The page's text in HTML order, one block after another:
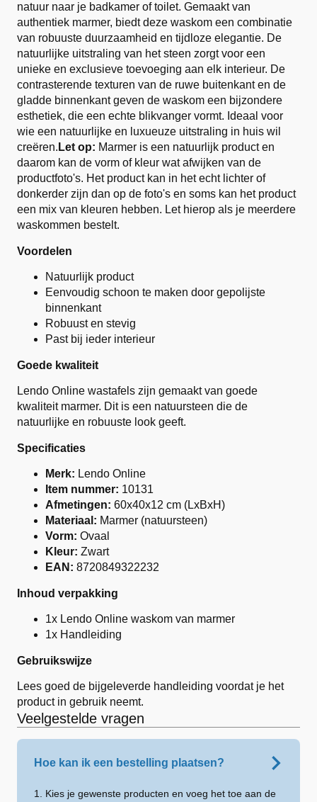
natuur naar je badkamer of toilet. Gemaakt van
authentiek marmer, biedt deze waskom een combinatie
van robuuste duurzaamheid en tijdloze elegantie. De
natuurlijke uitstraling van het steen zorgt voor een
unieke en exclusieve toevoeging aan elk interieur. De
contrasterende texturen van de ruwe buitenkant en de
gladde binnenkant geven de waskom een bijzondere
esthetiek, die een echte blikvanger vormt. Ideaal voor
wie een natuurlijke en luxueuze uitstraling in huis wil
creëren. Let op: Marmer is een natuurlijk product en
daarom kan de vorm of kleur wat afwijken van de
productfoto's. Het product kan in het echt lichter of
donkerder zijn dan op de foto's en soms kan het product
een mix van kleuren hebben. Let hierop als je meerdere
waskommen bestelt.
Voordelen
Natuurlijk product
Eenvoudig schoon te maken door gepolijste
binnenkant
Robuust en stevig
Past bij ieder interieur
Goede kwaliteit
Lendo Online wastafels zijn gemaakt van goede
kwaliteit marmer. Dit is een natuursteen die de
natuurlijke en robuuste look geeft.
Specificaties
Merk: Lendo Online
Item nummer: 10131
Afmetingen: 60x40x12 cm (LxBxH)
Materiaal: Marmer (natuursteen)
Vorm: Ovaal
Kleur: Zwart
EAN: 8720849322232
Inhoud verpakking
1x Lendo Online waskom van marmer
1x Handleiding
Gebruikswijze
Lees goed de bijgeleverde handleiding voordat je het
product in gebruik neemt.
Veelgestelde vragen
Hoe kan ik een bestelling plaatsen?
1. Kies je gewenste producten en voeg het toe aan de